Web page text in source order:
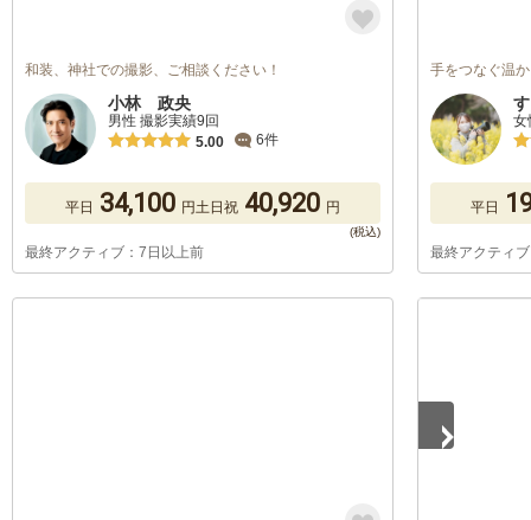
和装、神社での撮影、ご相談ください！
小林 政央
男性 撮影実績9回
5.00
6件
平日 34,100 円土日祝 40,920 円
最終アクティブ：7日以上前
手をつなぐ温
女
平日
最終アクティ